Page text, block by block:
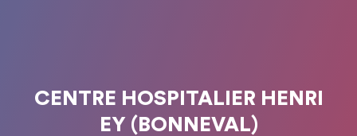
CENTRE HOSPITALIER HENRI
EY (BONNEVAL)